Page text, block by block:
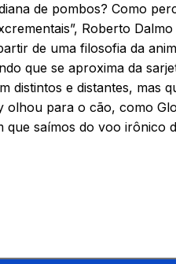
de pombos? Como
Roberto
de uma filosofia da
que se aproxima da
distintos e distantes, mas
para o cão, como
saímos do voo